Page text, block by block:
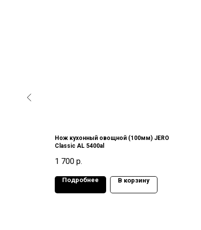
Нож кухонный овощной (100мм) JERO
Classic AL 5400al
1 700 р.
Подробнее В корзину